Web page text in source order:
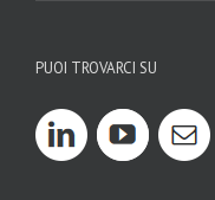
PUOI TROVARCI SU